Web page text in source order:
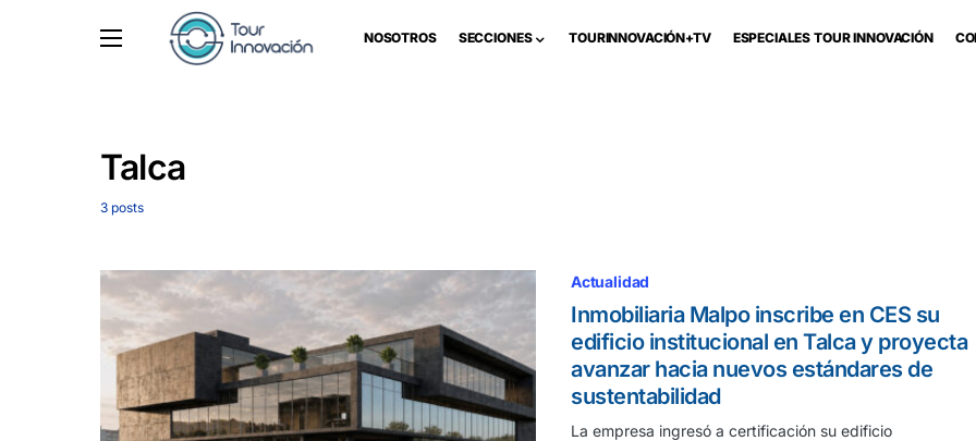
NOSOTROS SECCIONES TOURINNOVACIÓN+TV ESPECIALES TOUR INNOVACIÓN
Talca
3 posts
Actualidad
Inmobiliaria Malpo inscribe en CES su
edificio institucional en Talca y proyecta
avanzar hacia nuevos estándares de
sustentabilidad
La empresa ingresó a certificación su edificio